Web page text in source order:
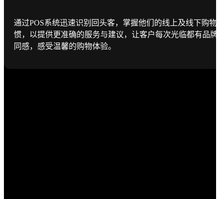
通过POS系统迅速识别回头客，掌握他们的线上及线下购物
惯，以提供更准确的服务与建议，让客户每次光临都有品牌
同感，感受温馨的购物体验。